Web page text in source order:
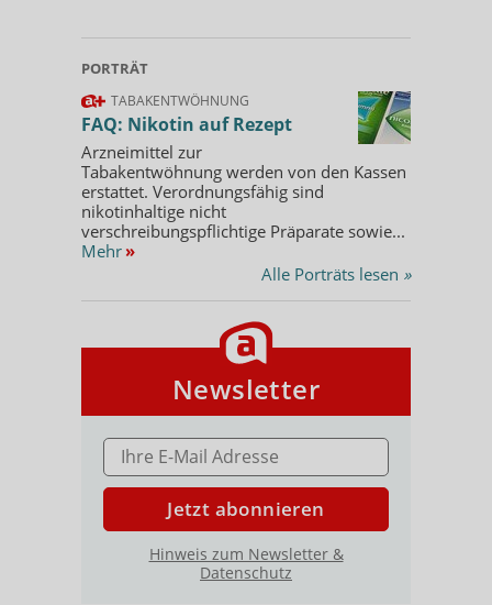
PORTRÄT
TABAKENTWÖHNUNG
FAQ: Nikotin auf Rezept
Arzneimittel zur
Tabakentwöhnung werden von den Kassen
erstattet. Verordnungsfähig sind
nikotinhaltige nicht
verschreibungspflichtige Präparate sowie...
Mehr »
Alle Porträts lesen »
Newsletter
E-MAIL ADRESSE
Jetzt abonnieren
Hinweis zum Newsletter &
Datenschutz